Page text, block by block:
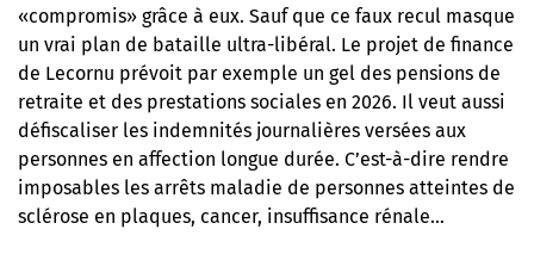
«compromis» grâce à eux. Sauf que ce faux recul masque
un vrai plan de bataille ultra-libéral. Le projet de finance
de Lecornu prévoit par exemple un gel des pensions de
retraite et des prestations sociales en 2026. Il veut aussi
défiscaliser les indemnités journalières versées aux
personnes en affection longue durée. C’est-à-dire rendre
imposables les arrêts maladie de personnes atteintes de
sclérose en plaques, cancer, insuffisance rénale…